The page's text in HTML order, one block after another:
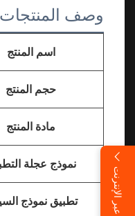
وصف المنتجات
اسم المنتج
حجم المنتج
مادة المنتج
نموذج عجلة
تطبيق نموذج